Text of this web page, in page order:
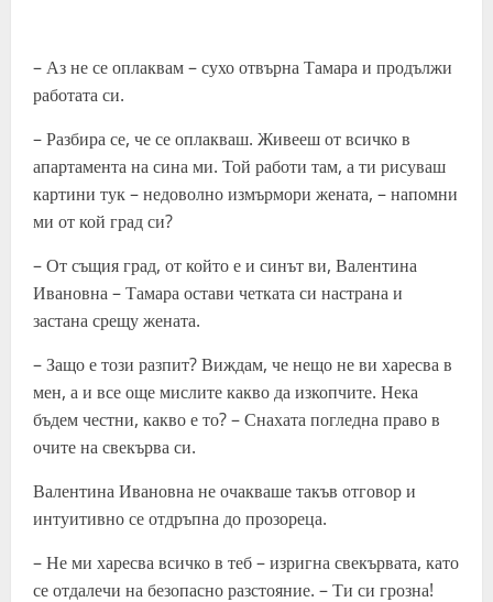
– Аз не се оплаквам – сухо отвърна Тамара и продължи
работата си.
– Разбира се, че се оплакваш. Живееш от всичко в
апартамента на сина ми. Той работи там, а ти рисуваш
картини тук – недоволно измърмори жената, – напомни
ми от кой град си?
– От същия град, от който е и синът ви, Валентина
Ивановна – Тамара остави четката си настрана и
застана срещу жената.
– Защо е този разпит? Виждам, че нещо не ви харесва в
мен, а и все още мислите какво да изкопчите. Нека
бъдем честни, какво е то? – Снахата погледна право в
очите на свекърва си.
Валентина Ивановна не очакваше такъв отговор и
интуитивно се отдръпна до прозореца.
– Не ми харесва всичко в теб – изригна свекървата, като
се отдалечи на безопасно разстояние. – Ти си грозна!